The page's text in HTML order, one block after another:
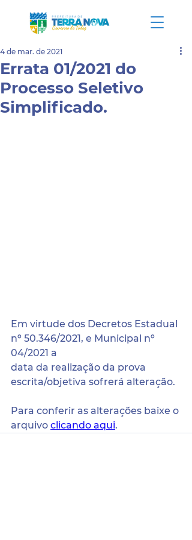
Errata 01/2021 do
Processo Seletivo
Simplificado.
4 de mar. de 2021
Em virtude dos Decretos Estadual
nº 50.346/2021, e Municipal nº
04/2021 a
data da realização da prova
escrita/objetiva sofrerá alteração.
Para conferir as alterações baixe o
arquivo clicando aqui.